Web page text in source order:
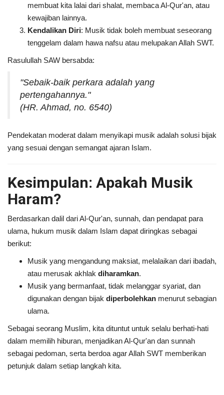
membuat kita lalai dari shalat, membaca Al-Qur'an, atau
kewajiban lainnya.
Kendalikan Diri: Musik tidak boleh membuat seseorang
tenggelam dalam hawa nafsu atau melupakan Allah SWT.
Rasulullah SAW bersabda:
"Sebaik-baik perkara adalah yang
pertengahannya."
(HR. Ahmad, no. 6540)
Pendekatan moderat dalam menyikapi musik adalah solusi bijak
yang sesuai dengan semangat ajaran Islam.
Kesimpulan: Apakah Musik
Haram?
Berdasarkan dalil dari Al-Qur'an, sunnah, dan pendapat para
ulama, hukum musik dalam Islam dapat diringkas sebagai
berikut:
Musik yang mengandung maksiat, melalaikan dari ibadah,
atau merusak akhlak diharamkan.
Musik yang bermanfaat, tidak melanggar syariat, dan
digunakan dengan bijak diperbolehkan menurut sebagian
ulama.
Sebagai seorang Muslim, kita dituntut untuk selalu berhati-hati
dalam memilih hiburan, menjadikan Al-Qur'an dan sunnah
sebagai pedoman, serta berdoa agar Allah SWT memberikan
petunjuk dalam setiap langkah kita.